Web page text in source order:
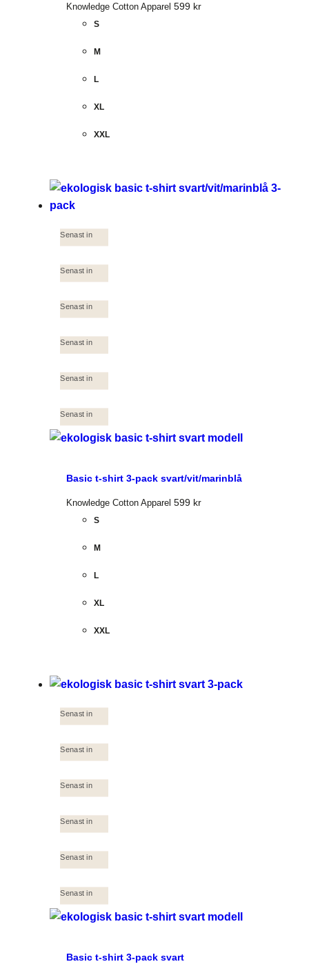
Knowledge Cotton Apparel 599 kr
S
M
L
XL
XXL
Senast in
Senast in
Senast in
Senast in
Senast in
Senast in
Basic t-shirt 3-pack svart/vit/marinblå
Knowledge Cotton Apparel 599 kr
S
M
L
XL
XXL
Senast in
Senast in
Senast in
Senast in
Senast in
Senast in
Basic t-shirt 3-pack svart